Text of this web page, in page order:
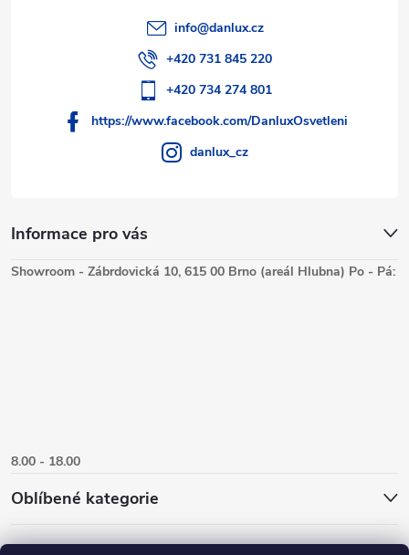
Informace pro vás
info@danlux.cz
+420 731 845 220
+420 734 274 801
https://www.facebook.com/DanluxOsvetleni
danlux_cz
Showroom - Zábrdovická 10, 615 00 Brno (areál Hlubna) Po - Pá:
8.00 - 18.00
Oblíbené kategorie